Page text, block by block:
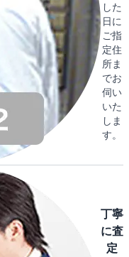
した
日に
ご指
定住
所ま
でお
伺い
いた
しま
す。
丁寧
に査
定